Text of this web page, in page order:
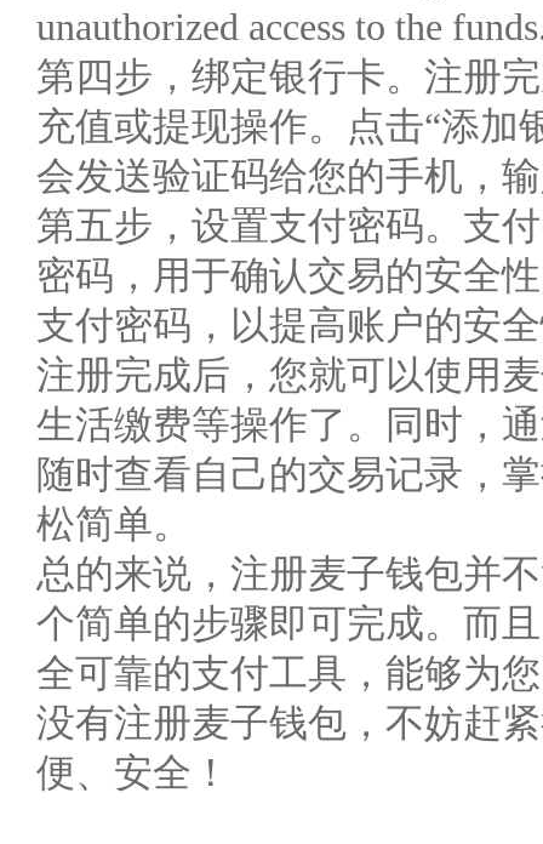
unauthorized access to the
第四步，绑定银行卡。注册
充值或提现操作。点击“添加
会发送验证码给您的手机，
第五步，设置支付密码。支
密码，用于确认交易的安全
支付密码，以提高账户的安
注册完成后，您就可以使用
生活缴费等操作了。同时，
随时查看自己的交易记录，
松简单。
总的来说，注册麦子钱包并
个简单的步骤即可完成。而
全可靠的支付工具，能够为
没有注册麦子钱包，不妨赶
便、安全！